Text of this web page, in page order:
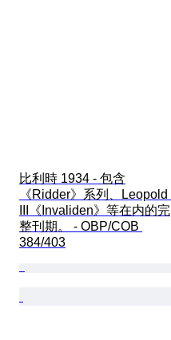
比利時 1934 - 包含
《Ridder》系列、Leopold
III《Invaliden》等在内的完
整刊期。 - OBP/COB
384/403